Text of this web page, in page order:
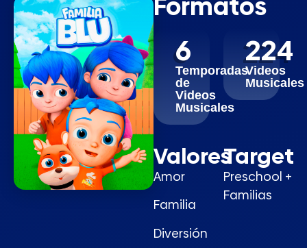
6
Temporadas
de
Videos
Musicales
224
Videos
Musicales
Valores
Amor
Familia
Diversión
Target
Preschool +
Familias